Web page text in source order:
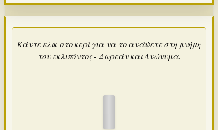
Κάντε κλικ στο κερί για να το ανάψετε στη μνήμη
του εκλιπόντος - Δωρεάν και Ανώνυμα.